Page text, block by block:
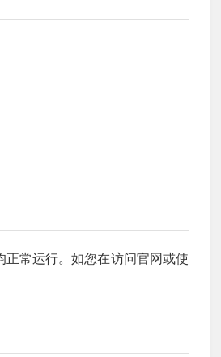
常运行。如您在访问官网或使